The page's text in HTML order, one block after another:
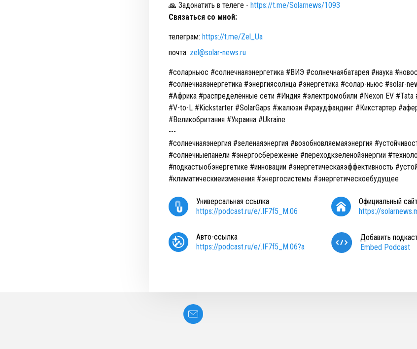
🙏 Задонатить в телеге - https://t.me/Solarnews/1093
Связаться со мной:
телеграм: https://t.me/Zel_Ua
почта: zel@solar-news.ru
#соларньюс #солнечнаяэнергетика #ВИЭ #солнечнаябатарея #наука
#солнечнаяэнергетика #энергиясолнца #энергетика #солар-ньюс #solar-
#Африка #распределённые сети #Индия #электромобили #Nexon EV
#V-to-L #Kickstarter #SolarGaps #жалюзи #краудфандинг #Кикстартер
#Великобритания #Украина #Ukraine
---
#солнечнаяэнергия #зеленаяэнергия #возобновляемаяэнергия
#солнечныепанели #энергосбережение #переходкзеленойэнергии
#подкастыобэнергетике #инновации #энергетическаяэффективность
#климатическиеизменения #энергосистемы #энергетическоебудущее
Универсальная ссылка
https://podcast.ru/e/.IF7f5_M.06
Официальный
https://
Авто-ссылка
https://podcast.ru/e/.IF7f5_M.06?a
Добавить
Embed Podcast